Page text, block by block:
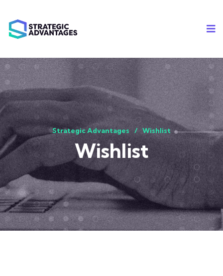
Strategic Advantages Wishlist
Wishlist